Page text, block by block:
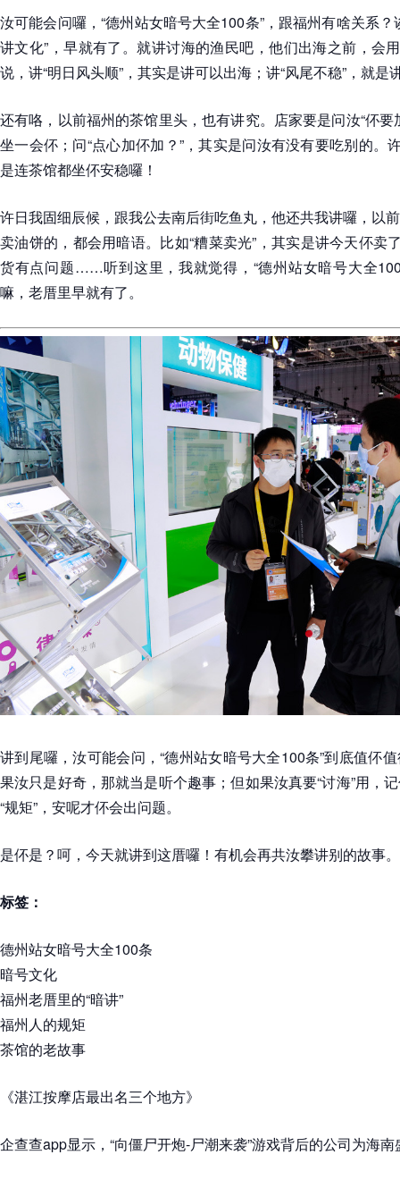
汝可能会问囉，“德州站女暗号大全100条”，跟福州有啥关系
讲文化”，早就有了。就讲讨海的渔民吧，他们出海之前，会
说，讲“明日风头顺”，其实是讲可以出海；讲“风尾不稳”，就是
还有咯，以前福州的茶馆里头，也有讲究。店家要是问汝“伓
坐一会伓；问“点心加伓加？”，其实是问汝有没有要吃别的。
是连茶馆都坐伓安稳囉！
许日我固细辰候，跟我公去南后街吃鱼丸，他还共我讲囉，以
卖油饼的，都会用暗语。比如“糟菜卖光”，其实是讲今天伓卖
货有点问题……听到这里，我就觉得，“德州站女暗号大全
嘛，老厝里早就有了。
讲到尾囉，汝可能会问，“德州站女暗号大全100条”到底值伓
果汝只是好奇，那就当是听个趣事；但如果汝真要“讨海”用，
“规矩”，安呢才伓会出问题。
是伓是？呵，今天就讲到这厝囉！有机会再共汝攀讲别的故事。
标签：
德州站女暗号大全100条
暗号文化
福州老厝里的“暗讲”
福州人的规矩
茶馆的老故事
《湛江按摩店最出名三个地方》
企查查app显示，“向僵尸开炮-尸潮来袭”游戏背后的公司为海